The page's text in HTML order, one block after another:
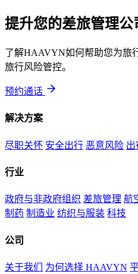
提升您的差旅管理公
了解HAAVYN如何帮助您为旅
旅行风险管控。
预约通话
解决方案
尽职关怀 安全出行 恶意风险 出
行业
政府与非政府组织 差旅管理 航
制药 制造业 纺织与服装 科技
公司
关于我们 为何选择 HAAVYN